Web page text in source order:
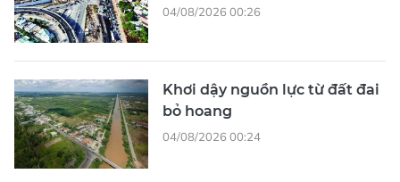
04/08/2026 00:26
Khơi dậy nguồn lực từ đất đai
bỏ hoang
04/08/2026 00:24